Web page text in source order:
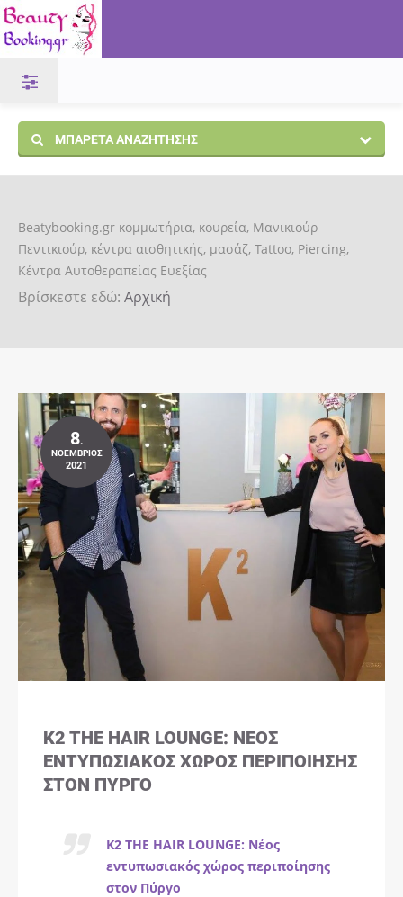
ΜΠΑΡΈΤΑ ΑΝΑΖΉΤΗΣΗΣ
Beatybooking.gr κομμωτήρια, κουρεία, Μανικιούρ
Πεντικιούρ, κέντρα αισθητικής, μασάζ, Tattoo, Piercing,
Κέντρα Αυτοθεραπείας Ευεξίας
Βρίσκεστε εδώ: Αρχική
8.
ΝΟΈΜΒΡΙΟΣ
2021
K2 THE HAIR LOUNGE: ΝΈΟΣ
ΕΝΤΥΠΩΣΙΑΚΌΣ ΧΏΡΟΣ ΠΕΡΙΠΟΊΗΣΗΣ
ΣΤΟΝ ΠΎΡΓΟ
K2 THE HAIR LOUNGE: Νέος
εντυπωσιακός χώρος περιποίησης
στον Πύργο